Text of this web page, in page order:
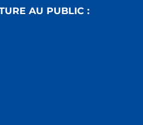
AU PUBLIC :